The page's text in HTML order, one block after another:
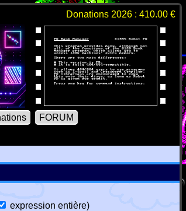
Donations 2026 : 410.00 €
FORUM
expression entière)